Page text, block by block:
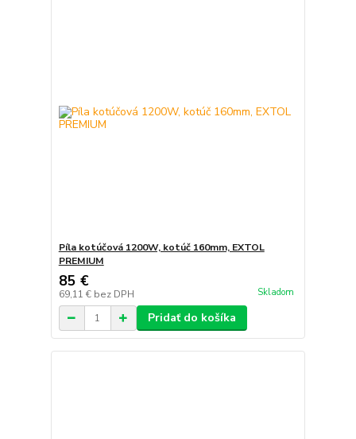
Píla kotúčová 1200W, kotúč 160mm, EXTOL
PREMIUM
85 €
69,11 € bez DPH Skladom
Pridať do košíka